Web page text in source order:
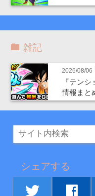
雑記
2026/08/06
『テン
情報まと
シェアする
twitter facebook